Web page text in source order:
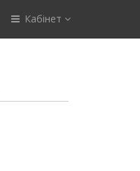
Кабінет